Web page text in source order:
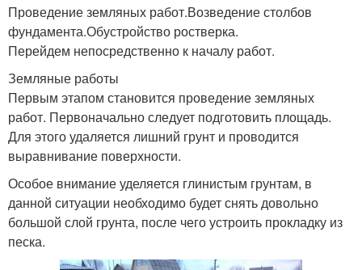
Проведение земляных работ.Возведение столбов
фундамента.Обустройство ростверка.
Перейдем непосредственно к началу работ.
Земляные работы
Первым этапом становится проведение земляных
работ. Первоначально следует подготовить площадь.
Для этого удаляется лишний грунт и проводится
выравнивание поверхности.
Особое внимание уделяется глинистым грунтам, в
данной ситуации необходимо будет снять довольно
большой слой грунта, после чего устроить прокладку из
песка.